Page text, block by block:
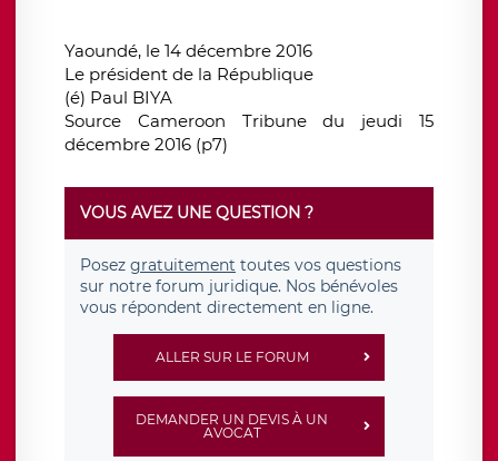
Yaoundé, le 14 décembre 2016
Le président de la République
(é) Paul BIYA
Source Cameroon Tribune du jeudi 15
décembre 2016 (p7)
VOUS AVEZ UNE QUESTION ?
Posez gratuitement toutes vos questions
sur notre forum juridique. Nos bénévoles
vous répondent directement en ligne.
ALLER SUR LE FORUM
DEMANDER UN DEVIS À UN
AVOCAT